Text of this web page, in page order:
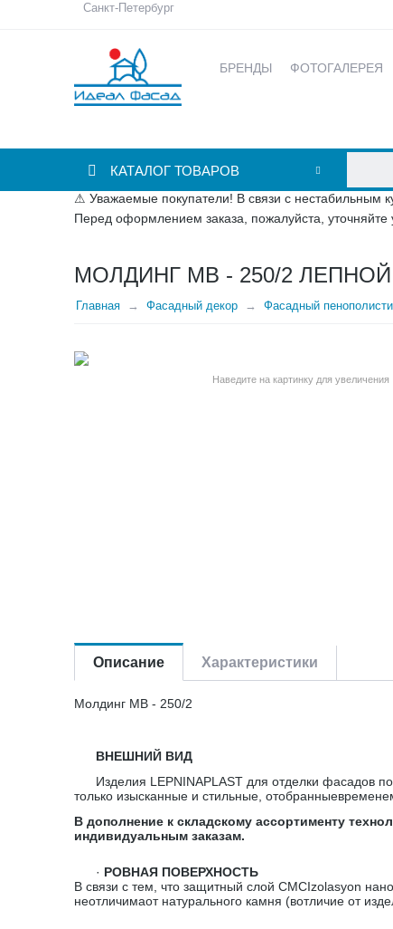
Санкт-Петербург
БРЕНДЫ ФОТОГАЛЕРЕЯ
КАТАЛОГ ТОВАРОВ
⚠ Уважаемые покупатели! В связи с нестабильным
Перед оформлением заказа, пожалуйста,
МОЛДИНГ МВ - 250/2
Главная Фасадный декор Фасадный
Наведите на картинку для увеличения
Описание Характеристики
Молдинг МВ - 250/2
ВНЕШНИЙ ВИД
Изделия LEPNINAPLAST для отделки фасадов
только изысканные и стильные,
В дополнение к складскому ассортименту
индивидуальным заказам.
· РОВНАЯ ПОВЕРХНОСТЬ
В связи с тем, что защитный слой CMCIzolasyon
неотличимаот натурального камня (вотличие от